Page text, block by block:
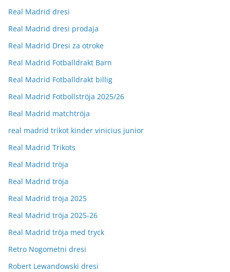
Real Madrid dresi
Real Madrid dresi prodaja
Real Madrid Dresi za otroke
Real Madrid Fotballdrakt Barn
Real Madrid Fotballdrakt billig
Real Madrid Fotbollströja 2025/26
Real Madrid matchtröja
real madrid trikot kinder vinicius junior
Real Madrid Trikots
Real Madrid tröja
Real Madrid tröja
Real Madrid tröja 2025
Real Madrid tröja 2025-26
Real Madrid tröja med tryck
Retro Nogometni dresi
Robert Lewandowski dresi